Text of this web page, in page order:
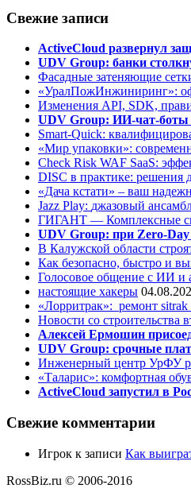
Свежие записи
ActiveCloud развернул
UDV Group: банки
Фасадные затеняющие
«УралПожИнжиниринг»:
Изменения API, SDK,
UDV Group: ИИ-чат-боты
Smart-Quick:
«Мир упаковки»:
Check Risk WAF SaaS:
DISC в практике: решения
«Дача кстати» – ваш
Jazz Play: джазовый
ГИГАНТ — Комплексные
UDV Group: при Zero-Day
В Калужской области
Как безопасно, быстро и
Голосовое общение с ИИ и
настоящие хакеры
«Лорритрак»: ремонт sitrak
Новости со строительства
Алексей Ермошин
UDV Group: срочные
Инженерный центр УрФУ
«Таларис»: комфортная
ActiveCloud запустил в
Свежие комментарии
Игрок к записи Как
RossBiz.ru © 2006-2016